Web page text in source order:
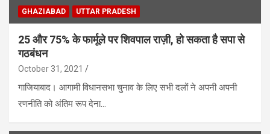
GHAZIABAD UTTAR PRADESH
25 और 75% के फार्मूले पर शिवपाल राज़ी, हो सकता है सपा से
गठबंधन
October 31, 2021
गाजियाबाद। आगामी विधानसभा चुनाव के लिए सभी दलों ने अपनी अपनी
रणनीति को अंतिम रूप देना…